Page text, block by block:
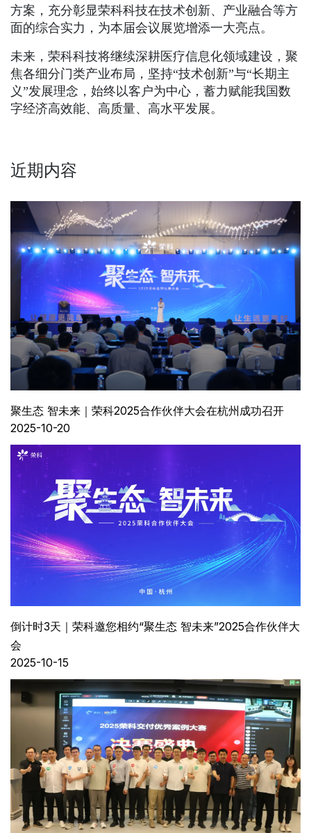
方案，充分彰显荣科科技在技术创新、产业融合等方
面的综合实力，为本届会议展览增添一大亮点。
未来，荣科科技将继续深耕医疗信息化领域建设，聚
焦各细分门类产业布局，坚持“技术创新”与“长期主
义”发展理念，始终以客户为中心，蓄力赋能我国数
字经济高效能、高质量、高水平发展。
近期内容
聚生态 智未来｜荣科2025合作伙伴大会在杭州成功召开
2025-10-20
倒计时3天｜荣科邀您相约“聚生态 智未来”2025合作伙伴大
会
2025-10-15